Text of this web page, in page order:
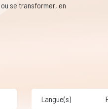
se transformer, en
Langue(s)